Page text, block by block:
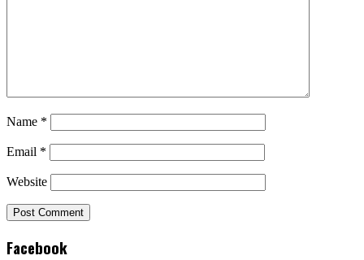
Name *
Email *
Website
Facebook